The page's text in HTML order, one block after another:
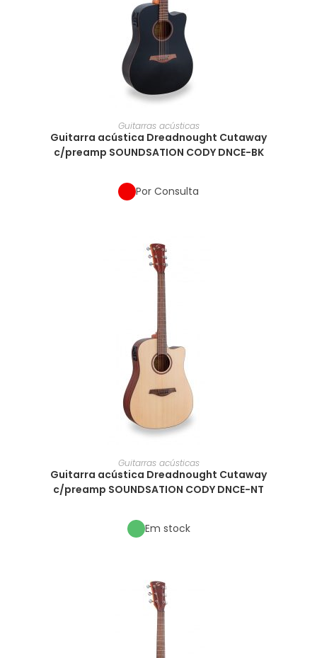
Guitarras acústicas
Guitarra acústica Dreadnought Cutaway
c/preamp SOUNDSATION CODY DNCE-BK
Por Consulta
Guitarras acústicas
Guitarra acústica Dreadnought Cutaway
c/preamp SOUNDSATION CODY DNCE-NT
Em stock